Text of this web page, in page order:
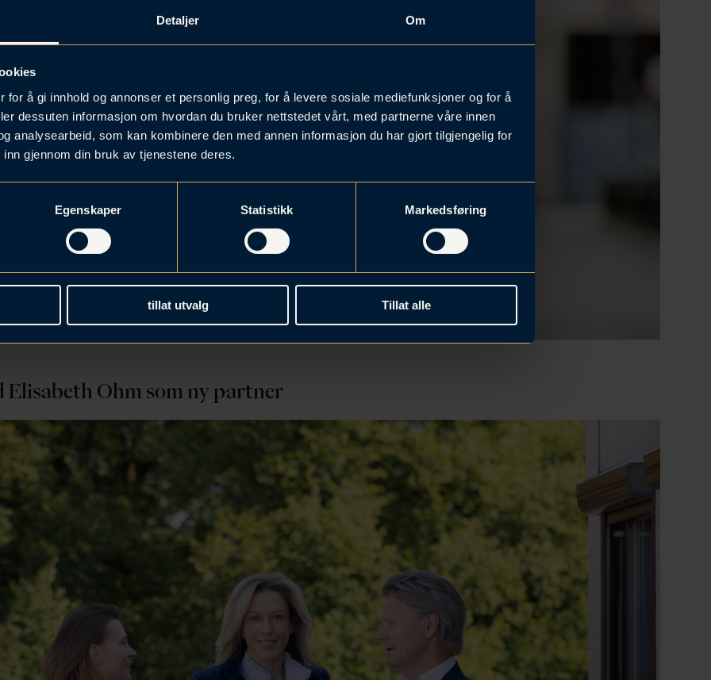
Detaljer Om
for å gi innhold og annonser et personlig preg, for å levere sosiale mediefunksjoner og for å
dessuten informasjon om hvordan du bruker nettstedet vårt, med partnerne våre innen
analysearbeid, som kan kombinere den med annen informasjon du har gjort tilgjengelig for
gjennom din bruk av tjenestene deres.
Egenskaper Statistikk Markedsføring
tillat utvalg Tillat alle
Ohm som ny partner